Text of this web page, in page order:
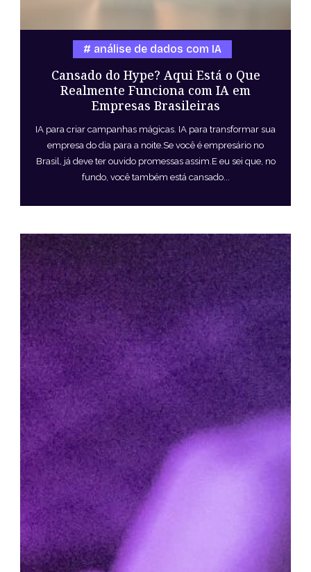
Cansado do Hype? Aqui Está o Que
Realmente Funciona com IA em
Empresas Brasileiras
análise de dados com IA
IA para criar campanhas mágicas. IA para transformar sua
empresa do dia para a noite.Se você é empresário no
Brasil, já deve ter ouvido promessas assim.E eu sei que, no
fundo, você também está cansado...